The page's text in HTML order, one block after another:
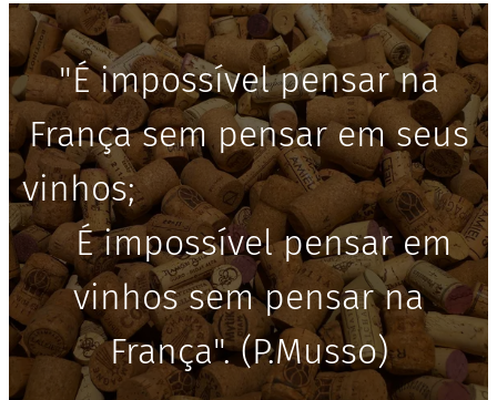
"É impossível pensar na
França sem pensar em seus
vinhos;
É impossível pensar em
vinhos sem pensar na
França". (P.Musso)